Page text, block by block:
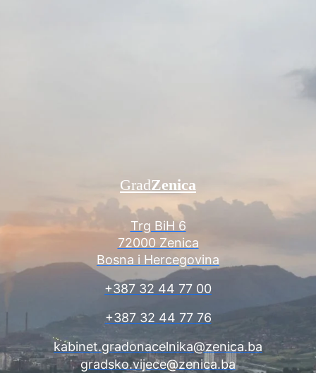
Trg BiH 6
72000 Zenica
Bosna i Hercegovina
+387 32 44 77 00
+387 32 44 77 76
kabinet.gradonacelnika@zenica.ba
gradsko.vijece@zenica.ba
GradZenica